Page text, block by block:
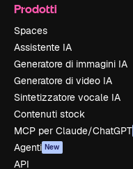
Prodotti
Spaces
Assistente IA
Generatore di immagini IA
Generatore di video IA
Sintetizzatore vocale IA
Contenuti stock
MCP per Claude/ChatGPT
Agenti New
API